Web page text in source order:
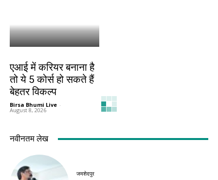
एआई में करियर बनाना है
तो ये 5 कोर्स हो सकते हैं
बेहतर विकल्प
Birsa Bhumi Live -
August 8, 2026
नवीनतम लेख
जमशेदपुर